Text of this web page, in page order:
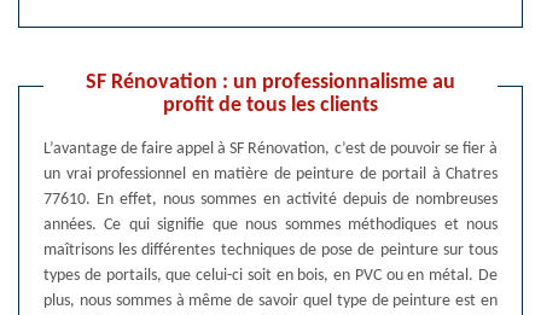
SF Rénovation : un professionnalisme au
profit de tous les clients
L’avantage de faire appel à SF Rénovation, c’est de pouvoir se fier à
un vrai professionnel en matière de peinture de portail à Chatres
77610. En effet, nous sommes en activité depuis de nombreuses
années. Ce qui signifie que nous sommes méthodiques et nous
maîtrisons les différentes techniques de pose de peinture sur tous
types de portails, que celui-ci soit en bois, en PVC ou en métal. De
plus, nous sommes à même de savoir quel type de peinture est en